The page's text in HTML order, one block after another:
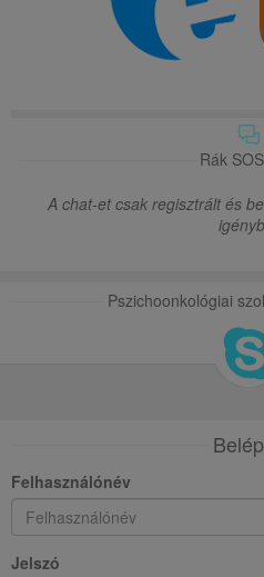
Rák
A chat-et csak regisztrált és
Pszichoonkológiai
Felhasználónév
Jelszó